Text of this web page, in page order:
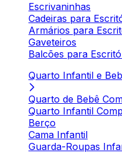
Escrivaninhas
Cadeiras para
Armários para
Gaveteiros
Balcões para
Quarto Infantil e
Quarto de Bebê
Quarto Infantil
Berço
Cama Infantil
Guarda-Roupas